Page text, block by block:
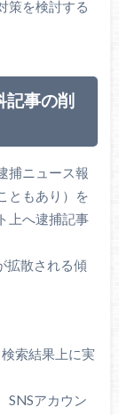
策を検討する
記事の削
捕ニュース報
ともあり）を
上へ逮捕記事
拡散される傾
索結果上に実
SNSアカウン